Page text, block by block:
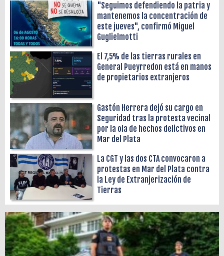
"Seguimos defendiendo la patria y
mantenemos la concentración de
este jueves", confirmó Miguel
Guglielmotti
El 7,5% de las tierras rurales en
General Pueyrredon está en manos
de propietarios extranjeros
Gastón Herrera dejó su cargo en
Seguridad tras la protesta vecinal
por la ola de hechos delictivos en
Mar del Plata
La CGT y las dos CTA convocaron a
protestas en Mar del Plata contra
la Ley de Extranjerización de
Tierras